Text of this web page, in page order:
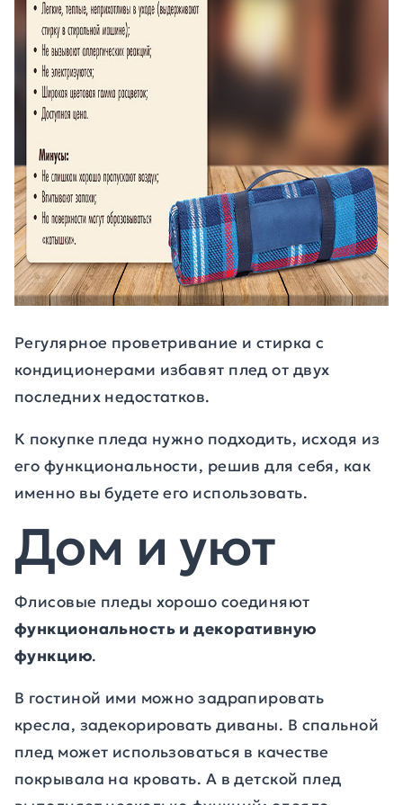
Регулярное проветривание и стирка с
кондиционерами избавят плед от двух
последних недостатков.
К покупке пледа нужно подходить, исходя из
его функциональности, решив для себя, как
именно вы будете его использовать.
Дом и уют
Флисовые пледы хорошо соединяют
функциональность и декоративную
функцию.
В гостиной ими можно задрапировать
кресла, задекорировать диваны. В спальной
плед может использоваться в качестве
покрывала на кровать. А в детской плед